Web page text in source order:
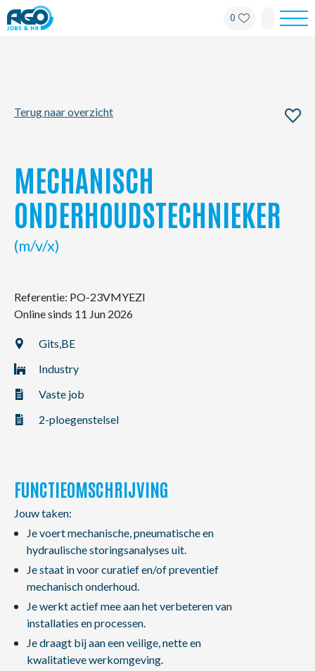
0
Kantoren
My AGO
NL FR EN
Terug naar overzicht
MECHANISCH
ONDERHOUDSTECHNIEKER
(m/v/x)
Referentie: PO-23VMYEZI
Online sinds 11 Jun 2026
Gits,BE
Industry
Vaste job
2-ploegenstelsel
FUNCTIEOMSCHRIJVING
Jouw taken:
Je voert mechanische, pneumatische en
hydraulische storingsanalyses uit.
Je staat in voor curatief en/of preventief
mechanisch onderhoud.
Je werkt actief mee aan het verbeteren van
installaties en processen.
Je draagt bij aan een veilige, nette en
kwalitatieve werkomgeving.